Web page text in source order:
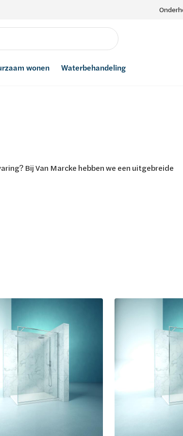
wonen Waterbehandeling
Bij Van Marcke hebben we een uitgebreide